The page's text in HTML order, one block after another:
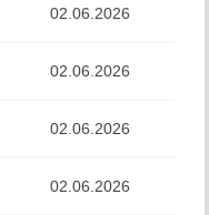
02.06.2026
02.06.2026
02.06.2026
02.06.2026